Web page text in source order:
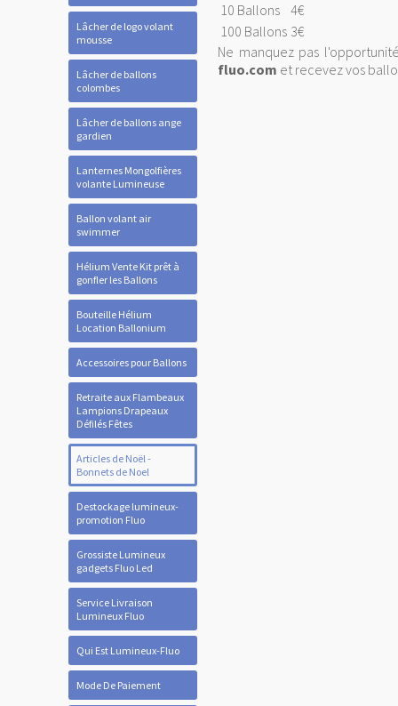
Lâcher de logo volant
mousse
Lâcher de ballons
colombes
Lâcher de ballons ange
gardien
Lanternes Mongolfières
volante Lumineuse
Ballon volant air
swimmer
Hélium Vente Kit prêt à
gonfler les Ballons
Bouteille Hélium
Location Ballonium
Accessoires pour Ballons
Retraite aux Flambeaux
Lampions Drapeaux
Défilés Fêtes
Articles de Noël -
Bonnets de Noel
Destockage lumineux-
promotion Fluo
Grossiste Lumineux
gadgets Fluo Led
Service Livraison
Lumineux Fluo
Qui Est Lumineux-Fluo
Mode De Paiement
10 Ballons 4€
100 Ballons 3€
Ne manquez pas
fluo.com et recevez vos